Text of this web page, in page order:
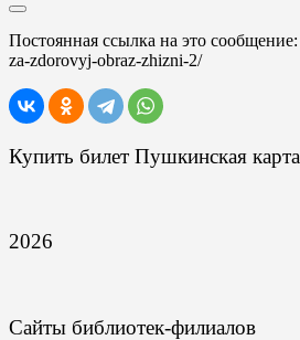
Постоянная ссылка на это сообщение:
za-zdorovyj-obraz-zhizni-2/
Купить билет Пушкинская карта
2026
Сайты библиотек-филиалов